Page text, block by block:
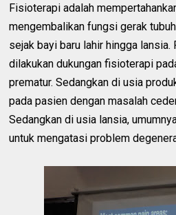
Fisioterapi adalah
mengembalikan fungsi gerak
sejak bayi baru lahir hingga lansia.
dilakukan dukungan fisioterapi
prematur. Sedangkan di usia
pada pasien dengan masalah
Sedangkan di usia lansia,
untuk mengatasi problem